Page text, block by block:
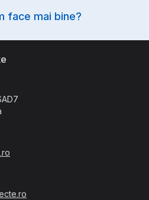
face mai bine?